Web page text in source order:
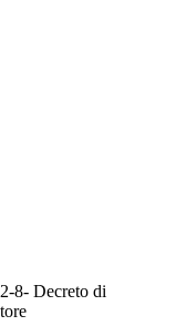
8- Decreto di